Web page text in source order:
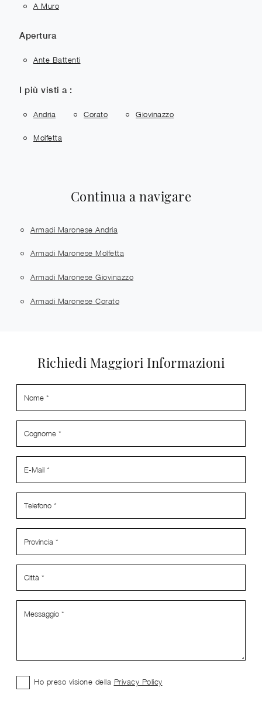
A Muro
Apertura
Ante Battenti
I più visti a :
Andria Corato Giovinazzo
Molfetta
Continua a navigare
Armadi Maronese Andria
Armadi Maronese Molfetta
Armadi Maronese Giovinazzo
Armadi Maronese Corato
Richiedi Maggiori Informazioni
Ho preso visione della Privacy Policy